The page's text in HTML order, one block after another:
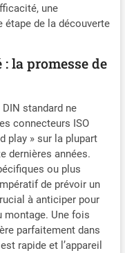
une
de la découverte
la promesse de
standard ne
connecteurs ISO
play » sur la plupart
dernières années.
ou plus
de prévoir un
à anticiper pour
Une fois
parfaitement dans
rapide et l’appareil